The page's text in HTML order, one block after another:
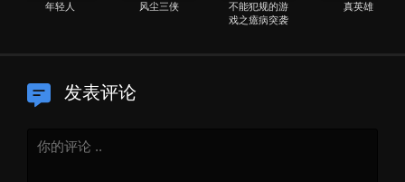
年轻人 风尘三侠
不能犯规的游
戏之癔病突袭
真英雄
发表评论